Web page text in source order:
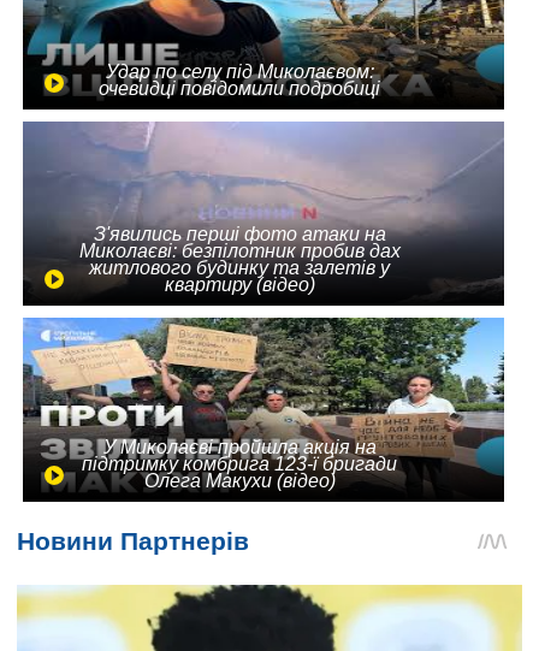
Удар по селу під Миколаєвом:
очевидці повідомили подробиці
З'явились перші фото атаки на
Миколаєві: безпілотник пробив дах
житлового будинку та залетів у
квартиру (відео)
У Миколаєві пройшла акція на
підтримку комбрига 123-ї бригади
Олега Макухи (відео)